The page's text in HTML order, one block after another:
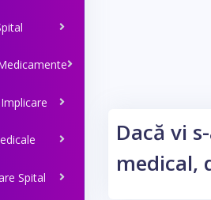
Spital
Dacă vi
medical,